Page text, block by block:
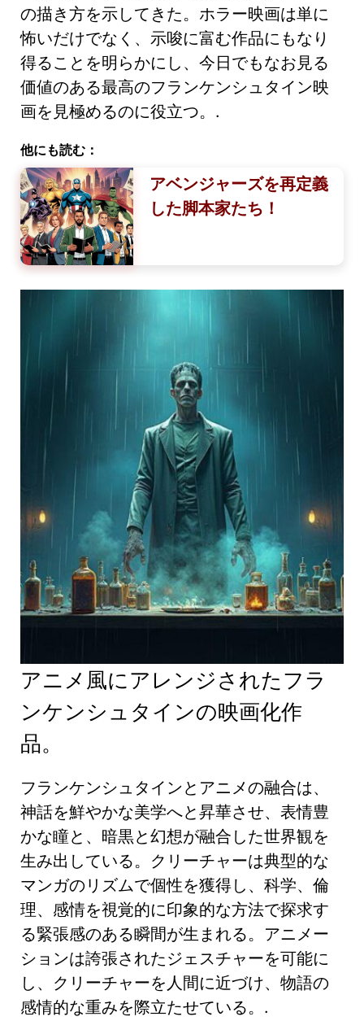
の描き方を示してきた。ホラー映画は単に
怖いだけでなく、示唆に富む作品にもなり
得ることを明らかにし、今日でもなお見る
価値のある最高のフランケンシュタイン映
画を見極めるのに役立つ。.
他にも読む：
アベンジャーズを再定義
した脚本家たち！
アニメ風にアレンジされたフラ
ンケンシュタインの映画化作
品。
フランケンシュタインとアニメの融合は、
神話を鮮やかな美学へと昇華させ、表情豊
かな瞳と、暗黒と幻想が融合した世界観を
生み出している。クリーチャーは典型的な
マンガのリズムで個性を獲得し、科学、倫
理、感情を視覚的に印象的な方法で探求す
る緊張感のある瞬間が生まれる。アニメー
ションは誇張されたジェスチャーを可能に
し、クリーチャーを人間に近づけ、物語の
感情的な重みを際立たせている。.